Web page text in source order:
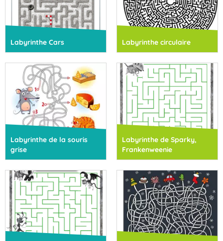
Labyrinthe Cars Labyrinthe circulaire
Labyrinthe de la souris
grise
Labyrinthe de Sparky,
Frankenweenie